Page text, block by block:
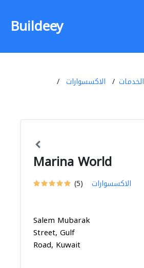
Buildeey
الخدمات
الاكسسوارات
Marina World
(5) الاكسسوارات
Salem Mubarak
Street, Gulf
Road, Kuwait